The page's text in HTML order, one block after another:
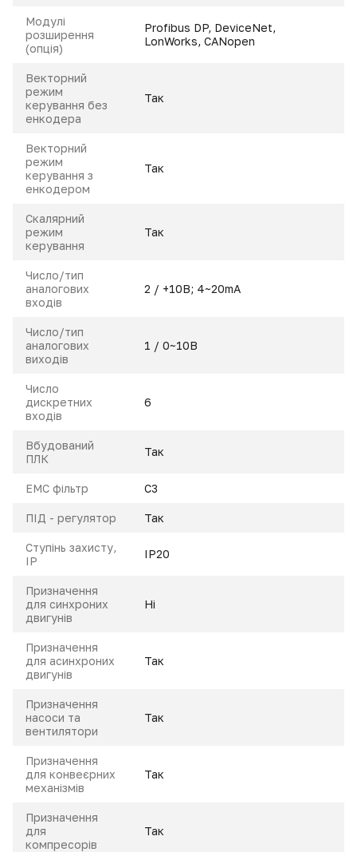
Модулі
розширення
(опція)
Profibus DP, DeviceNet,
LonWorks, CANopen
Векторний
режим
керування без
енкодера
Так
Векторний
режим
керування з
енкодером
Так
Скалярний
режим
керування
Так
Число/тип
аналогових
входів
2 / +10В; 4~20mA
Число/тип
аналогових
виходів
1 / 0~10В
Число
дискретних
входів
6
Вбудований
ПЛК
Так
ЕМС фільтр С3
ПІД - регулятор Так
Ступінь захисту,
IP
IP20
Призначення
для синхроних
двигунів
Ні
Призначення
для асинхроних
двигунів
Так
Призначення
насоси та
вентилятори
Так
Призначення
для конвеєрних
механізмів
Так
Призначення
для
компресорів
Так